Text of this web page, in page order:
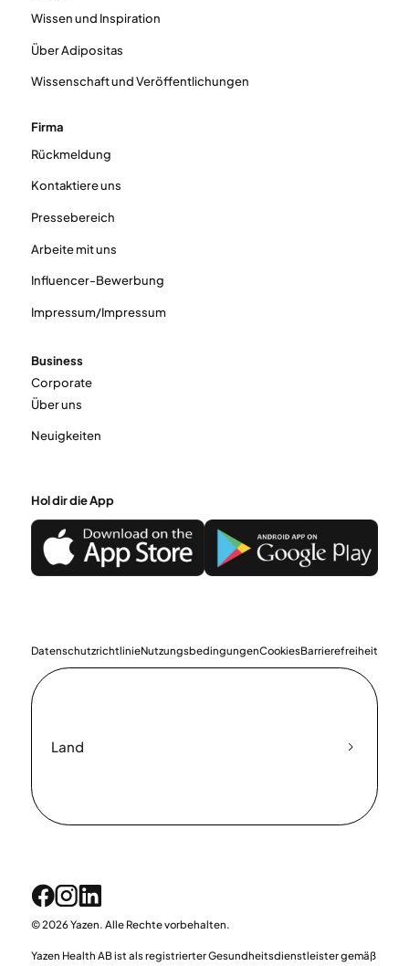
Wissen und Inspiration
Über Adipositas
Wissenschaft und Veröffentlichungen
Firma
Rückmeldung
Kontaktiere uns
Pressebereich
Arbeite mit uns
Influencer-Bewerbung
Impressum/Impressum
Business
Corporate
Über uns
Neuigkeiten
Hol dir die App
DatenschutzrichtlinieNutzungsbedingungenCookiesBarrierefreiheit
Land
© 2026 Yazen. Alle Rechte vorbehalten.
Yazen Health AB ist als registrierter Gesundheitsdienstleister gemäß